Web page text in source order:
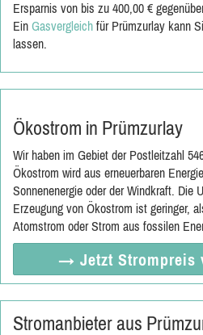
Ersparnis von bis zu 400,00 €
Ein Gasvergleich für Prümzurlay kann
lassen.
Ökostrom in Prümzurlay
Wir haben im Gebiet der Postleitzahl
Ökostrom wird aus erneuerbaren
Sonnenenergie oder der Windkraft. Die
Erzeugung von Ökostrom ist geringer,
Atomstrom oder Strom aus fossilen
→ Jetzt Strompreis
Stromanbieter aus